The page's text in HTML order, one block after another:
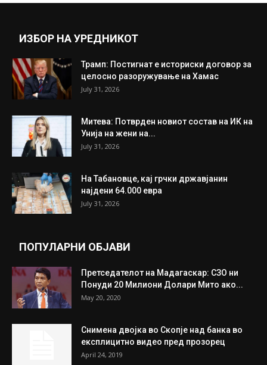
ИЗБОР НА УРЕДНИКОТ
Трамп: Постигнат е историски договор за
целосно разоружување на Хамас
July 31, 2026
Митева: Потврден новиот состав на ИК на
Унија на жени на...
July 31, 2026
На Табановце, кај грчки државјанин
најдени 64.000 евра
July 31, 2026
ПОПУЛАРНИ ОБЈАВИ
Претседателот на Мадагаскар: СЗО ни
Понуди 20 Милиони Долари Мито ако...
May 20, 2020
Снимена двојка во Скопје над банка во
експлицитно видео пред прозорец
April 24, 2019